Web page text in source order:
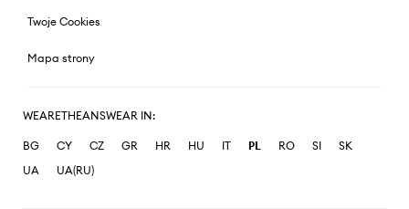
Twoje Cookies
Mapa strony
WEARETHEANSWEAR IN:
BG CY CZ GR HR HU IT PL RO SI
SK
UA
UA(RU)